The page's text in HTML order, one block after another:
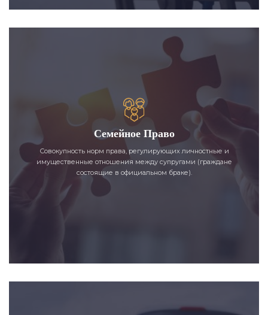
Семейное Право
Совокупность норм права, регулирующих личностные и
имущественные отношения между супругами (граждане
состоящие в официальном браке).